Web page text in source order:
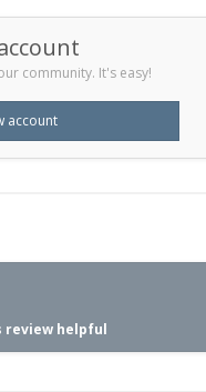
community. It's easy!
account
review helpful